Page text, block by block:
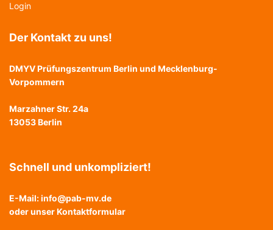
Login
Der Kontakt zu uns!
DMYV Prüfungszentrum Berlin und Mecklenburg-
Vorpommern
Marzahner Str. 24a
13053 Berlin
Schnell und unkompliziert!
E-Mail:info@pab-mv.de
oder unserKontaktformular